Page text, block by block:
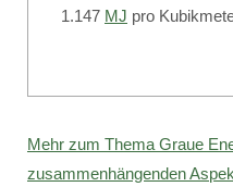
1.147 MJ pro
Mehr zum Thema Graue
zusammenhängenden